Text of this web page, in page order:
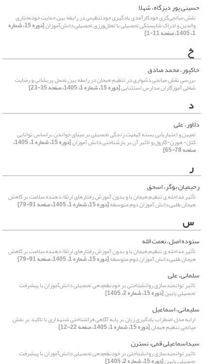
حسینی پور دیزگاه، شهلا
نقش میانجی‌گری خودکارآمدی یادگیری خودتنظیمی در رابطه بین حمایت خودمختاری
والدین و ادراک شایستگی تحصیلی با تعلل‌ورزی تحصیلی دانش‌آموزان [دوره 15، شماره
1، 1405، صفحه 11-1]
خ
خاکپور، محمد صادق
بررسی نقش میانجی دشواری در تنظیم هیجان در رابطه بین تحمل پریشانی و رضایت
شغلی آموزگاران مدارس استثنایی[دوره 15، شماره 1، 1405، صفحه 35-23]
د
دلاور، علی
تعیین و اعتباریابی بسته کیفیت زندگی تحصیلی بر مبنای خواندن براساس توانایی
کتل- هورن-کارول و تاثیر آن بر بارشناختی دانش آموزان [دوره 15، شماره 1، 1405،
صفحه 78-65]
ر
رحیمیان بوگر، اسحق
تأثیر مداخله ی تنظیم هیجان با و بدون آموزش رفتارهای ارتقاءدهنده سلامت بر کاهش
هیجان طلبی دانش آموزان دوم متوسطه[دوره 15، شماره 1، 1405، صفحه 91-79]
س
ستوده اصل، نعمت الله
تأثیر مداخله ی تنظیم هیجان با و بدون آموزش رفتارهای ارتقاءدهنده سلامت بر کاهش
هیجان طلبی دانش آموزان دوم متوسطه[دوره 15، شماره 1، 1405، صفحه 91-79]
سلمانی، علی
تاثیر توانمندسازی روانشناختی بر خودنظم‌دهی تحصیلی دانش‌آموزان با پیشرفت
تحصیلی پایین[دوره 15، شماره 2، 1405]
سلیمانی، اسماعیل
ارایه مدل اضطراب یادگیری زبان بر پایه آگاهی فراشناختی شنیداری با تاکید بر نقش
میانجی تنظیم هیجان[دوره 15، شماره 1، 1405، صفحه 22-12]
سیداسماعیلی قمی، نسترن
تاثیر توانمندسازی روانشناختی بر خودنظم‌دهی تحصیلی دانش‌آموزان با پیشرفت
تحصیلی پایین[دوره 15، شماره 2، 1405]